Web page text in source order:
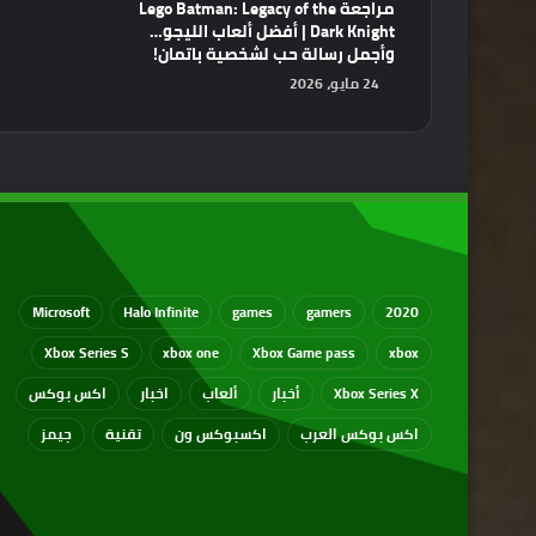
مراجعة Lego Batman: Legacy of the
Dark Knight | أفضل ألعاب الليجو…
وأجمل رسالة حب لشخصية باتمان!
24 مايو، 2026
2020
gamers
games
Halo Infinite
Microsoft
xbox
Xbox Game pass
xbox one
Xbox Series S
Xbox Series X
أخبار ألعاب اخبار
اكس بوكس
اكس بوكس العرب
اكسبوكس ون تقنية جيمز